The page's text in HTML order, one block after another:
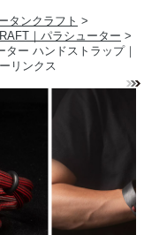
タンクラフト >
｜パラシューター >
ー ハンドストラップ｜
リンクス